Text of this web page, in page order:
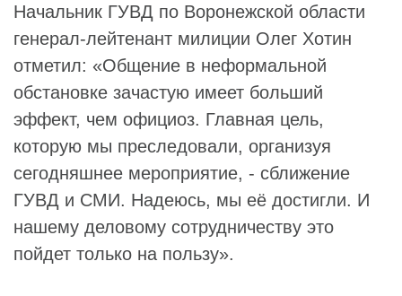
Начальник ГУВД по Воронежской области
генерал-лейтенант милиции Олег Хотин
отметил: «Общение в неформальной
обстановке зачастую имеет больший
эффект, чем официоз. Главная цель,
которую мы преследовали, организуя
сегодняшнее мероприятие, - сближение
ГУВД и СМИ. Надеюсь, мы её достигли. И
нашему деловому сотрудничеству это
пойдет только на пользу».